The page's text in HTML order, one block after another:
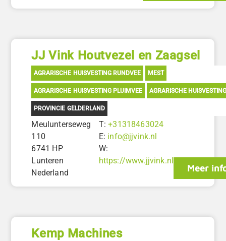
JJ Vink Houtvezel en Zaagsel
AGRARISCHE HUISVESTING RUNDVEE MEST
AGRARISCHE HUISVESTING PLUIMVEE AGRARISCHE
PROVINCIE GELDERLAND
Meulunterseweg
110
6741 HP
Lunteren
Nederland
T:+31318463024
E: info@jjvink.nl
W:
https://www.jjvink.nl
Meer
Kemp Machines